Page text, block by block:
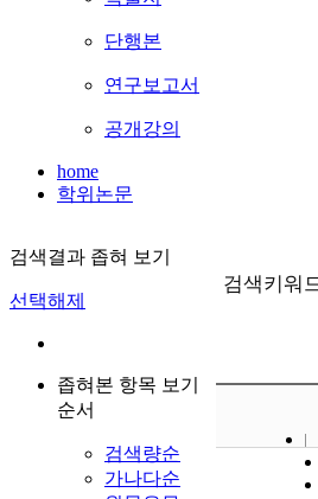
단행본
연구보고서
공개강의
home
학위논문
검색결과 좁혀 보기
선택해제
좁혀본 항목 보기
순서
검색량순
가나다순
검색키워